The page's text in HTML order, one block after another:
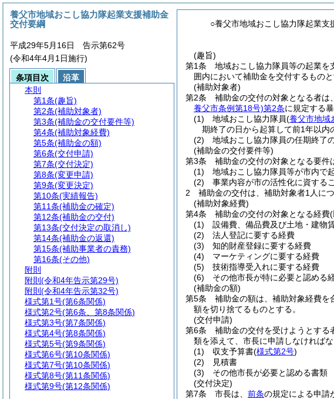
○養父市地域おこし協力隊起業支
(趣旨)
第1条
地域おこし協力隊員等の起業を
囲内において補助金を交付するものと
(補助対象者)
第2条
補助金の交付の対象となる者は、
養父市条例第18号)第2条に規定する
(1)
地域おこし協力隊員(養父市地域
期終了の日から起算して前1年以内
(2)
地域おこし協力隊員の任期終了
(補助金の交付要件等)
第3条
補助金の交付の対象となる要件
(1)
地域おこし協力隊員等が市内で
(2)
事業内容が市の活性化に資するこ
2
補助金の交付は、補助対象者1人に
(補助対象経費)
第4条
補助金の交付の対象となる経費(
(1)
設備費、備品費及び土地・建物
(2)
法人登記に要する経費
(3)
知的財産登録に要する経費
(4)
マーケティングに要する経費
(5)
技術指導受入れに要する経費
(6)
その他市長が特に必要と認める
(補助金の額)
第5条
補助金の額は、補助対象経費を
額を切り捨てるものとする。
(交付申請)
第6条
補助金の交付を受けようとする
類を添えて、市長に申請しなければな
(1)
収支予算書(様式第2号)
(2)
見積書
(3)
その他市長が必要と認める書類
(交付決定)
第7条
市長は、 前条の規定による申請
養父市地域おこし協力隊起業支援補助金
交付要綱
平成29年5月16日 告示第62号
(令和4年4月1日施行)
条項目次
沿革
本則
第1条(趣旨)
第2条(補助対象者)
第3条(補助金の交付要件等)
第4条(補助対象経費)
第5条(補助金の額)
第6条(交付申請)
第7条(交付決定)
第8条(変更申請)
第9条(変更決定)
第10条(実績報告)
第11条(補助金の確定)
第12条(補助金の交付)
第13条(交付決定の取消し)
第14条(補助金の返還)
第15条(補助事業者の責務)
第16条(その他)
附則
附則 (令和4年告示第29号)
附則 (令和4年告示第32号)
様式第1号(第6条関係)
様式第2号(第6条、第8条関係)
様式第3号(第7条関係)
様式第4号(第8条関係)
様式第5号(第9条関係)
様式第6号(第10条関係)
様式第7号(第10条関係)
様式第8号(第11条関係)
様式第9号(第12条関係)